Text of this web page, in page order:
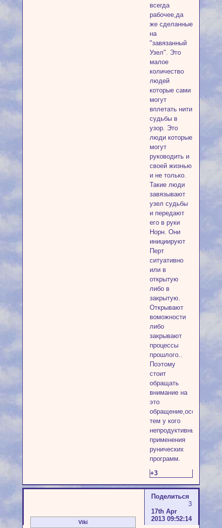
всегда
рабочее,да
же сделанные
на
"завязанный
Узел". Это
малое
количество
людей
которые сами
могут
вплетать нити
судьбы в
узор. Это
люди которые
могут
руководить и
своей жизнью
и не только.
Такие люди
завязывают
узел судьбы
и передают
его в руки
Норн. Они
инициируют
Перт
ситуативно
или в
открытую
либо в
закрытую.
Открывают
воможности
либо
закрывают
процессы
прошлого..
Поэтому
стоит
обращать
внимание на
это
обращение,особенно
тем у кого
непродуктивны
применения
рунических
программ.
+3
Поделиться
3
17th Apr
2013 09:52:14
Viki